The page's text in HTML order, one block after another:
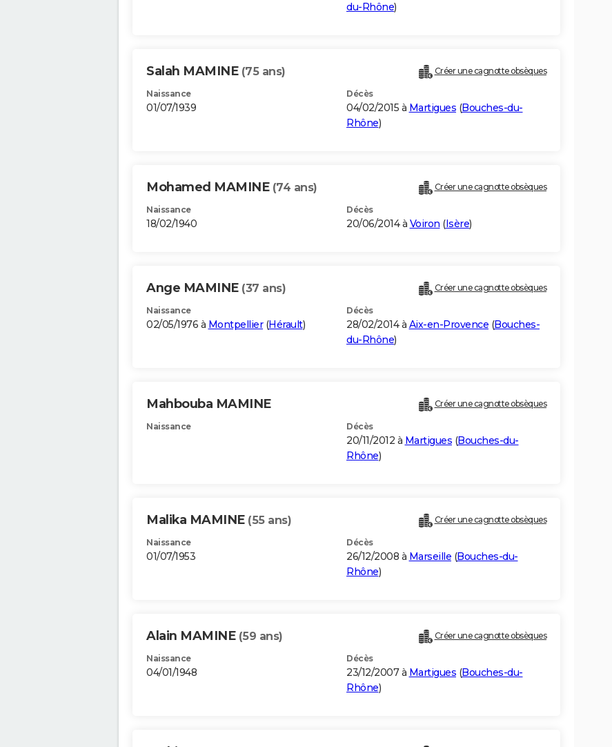
du-Rhône)
Salah MAMINE (75 ans) Créer une cagnotte obsèques
Naissance
01/07/1939
Décès
04/02/2015 à Martigues (Bouches-du-
Rhône)
Mohamed MAMINE (74 ans) Créer une cagnotte obsèques
Naissance
18/02/1940
Décès
20/06/2014 à Voiron (Isère)
Ange MAMINE (37 ans) Créer une cagnotte obsèques
Naissance
02/05/1976 à Montpellier(Hérault)
Décès
28/02/2014 à Aix-en-Provence (Bouches-
du-Rhône)
Mahbouba MAMINE Créer une cagnotte obsèques
Naissance Décès
20/11/2012 à Martigues (Bouches-du-
Rhône)
Malika MAMINE (55 ans) Créer une cagnotte obsèques
Naissance
01/07/1953
Décès
26/12/2008 à Marseille (Bouches-du-
Rhône)
Alain MAMINE (59 ans) Créer une cagnotte obsèques
Naissance
04/01/1948
Décès
23/12/2007 à Martigues (Bouches-du-
Rhône)